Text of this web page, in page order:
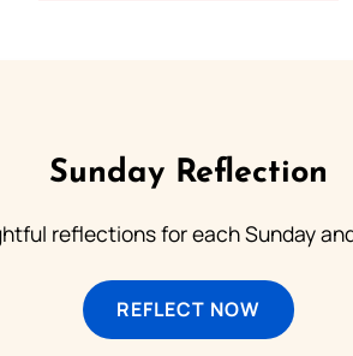
Sunday Reflection
reflections for each Sunday
REFLECT NOW